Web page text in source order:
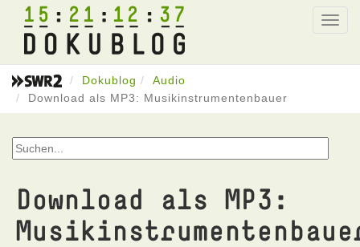
15 21 12 37
Dokublog
Audio
Download als MP3: Musikinstrumentenbauer
Download als MP3: